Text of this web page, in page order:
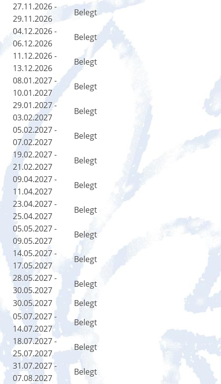
27.11.2026 -
29.11.2026
Belegt
04.12.2026 -
06.12.2026
Belegt
11.12.2026 -
13.12.2026
Belegt
08.01.2027 -
10.01.2027
Belegt
29.01.2027 -
03.02.2027
Belegt
05.02.2027 -
07.02.2027
Belegt
19.02.2027 -
21.02.2027
Belegt
09.04.2027 -
11.04.2027
Belegt
23.04.2027 -
25.04.2027
Belegt
05.05.2027 -
09.05.2027
Belegt
14.05.2027 -
17.05.2027
Belegt
28.05.2027 -
30.05.2027
Belegt
30.05.2027
Belegt
05.07.2027 -
14.07.2027
Belegt
18.07.2027 -
25.07.2027
Belegt
31.07.2027 -
07.08.2027
Belegt